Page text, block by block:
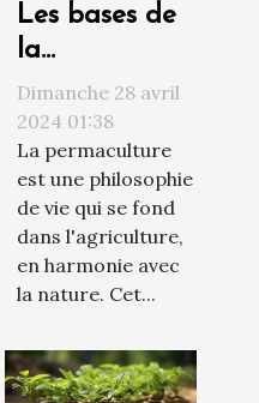
Les bases de
la
permaculture
pour un jardin
écologique et
autosuffisant
Dimanche 28 avril
2024 01:38
La permaculture
est une philosophie
de vie qui se fond
dans l'agriculture,
en harmonie avec
la nature. Cet...